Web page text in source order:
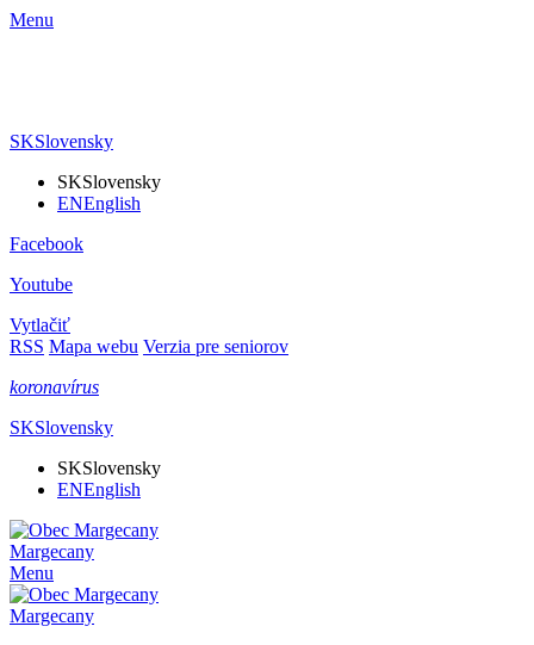
Menu
SKSlovensky
SKSlovensky
ENEnglish
Facebook
Youtube
Vytlačiť
RSS Mapa webu Verzia pre seniorov
koronavírus
SKSlovensky
SKSlovensky
ENEnglish
Margecany
Menu
Margecany